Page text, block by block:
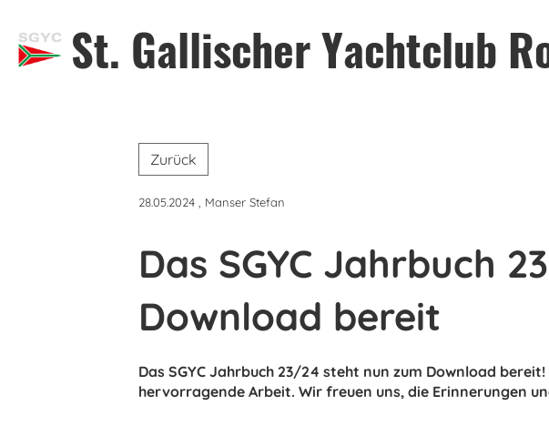
St. Gallischer Yachtclub
Zurück
28.05.2024 , Manser Stefan
Das SGYC Jahrbuch
Download bereit
Das SGYC Jahrbuch 23/24 steht nun zum Download
hervorragende Arbeit. Wir freuen uns, die Erinnerungen